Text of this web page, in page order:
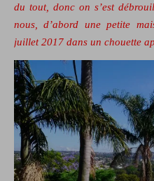
du tout, donc on s’est
nous, d’abord une petite
juillet 2017 dans un chouette